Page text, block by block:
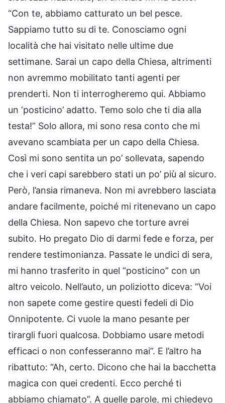
“Con te, abbiamo catturato un bel pesce.
Sappiamo tutto su di te. Conosciamo ogni
località che hai visitato nelle ultime due
settimane. Sarai un capo della Chiesa, altrimenti
non avremmo mobilitato tanti agenti per
prenderti. Non ti interrogheremo qui. Abbiamo
un ‘posticino’ adatto. Temo solo che ti dia alla
testa!” Solo allora, mi sono resa conto che mi
avevano scambiata per un capo della Chiesa.
Così mi sono sentita un po’ sollevata, sapendo
che i veri capi sarebbero stati un po’ più al sicuro.
Però, l’ansia rimaneva. Non mi avrebbero lasciata
andare facilmente, poiché mi ritenevano un capo
della Chiesa. Non sapevo che torture avrei
subito. Ho pregato Dio di darmi fede e forza, per
rendere testimonianza. Passate le undici di sera,
mi hanno trasferito in quel “posticino” con un
altro veicolo. Nell’auto, un poliziotto diceva: “Voi
non sapete come gestire questi fedeli di Dio
Onnipotente. Ci vuole la mano pesante per
tirargli fuori qualcosa. Dobbiamo usare metodi
efficaci o non confesseranno mai”. E l’altro ha
ribattuto: “Ah, certo. Dicono che hai la bacchetta
magica con quei credenti. Ecco perché ti
abbiamo chiamato”. A quelle parole, mi chiedevo